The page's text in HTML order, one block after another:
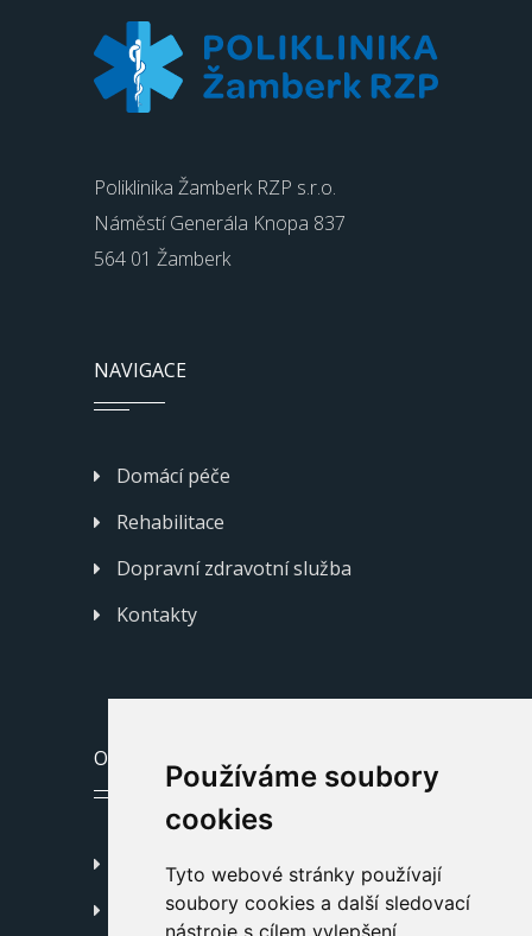
Používáme soubory
cookies
Tyto webové stránky používají
soubory cookies a další sledovací
nástroje s cílem vylepšení
Poliklinika Žamberk RZP s.r.o.
Náměstí Generála Knopa 837
564 01 Žamberk
NAVIGACE
Domácí péče
Rehabilitace
Dopravní zdravotní služba
Kontakty
ODKAZY
Podorlická poliklinika Žamberk
Prohlášení o přístupnosti